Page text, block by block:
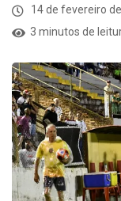
14 de fevereiro
3 minutos de